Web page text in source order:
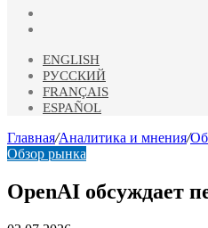
ENGLISH
РУССКИЙ
FRANÇAIS
ESPAÑOL
Главная/Аналитика и мнения/
Обзор рынка
OpenAI обсуждает